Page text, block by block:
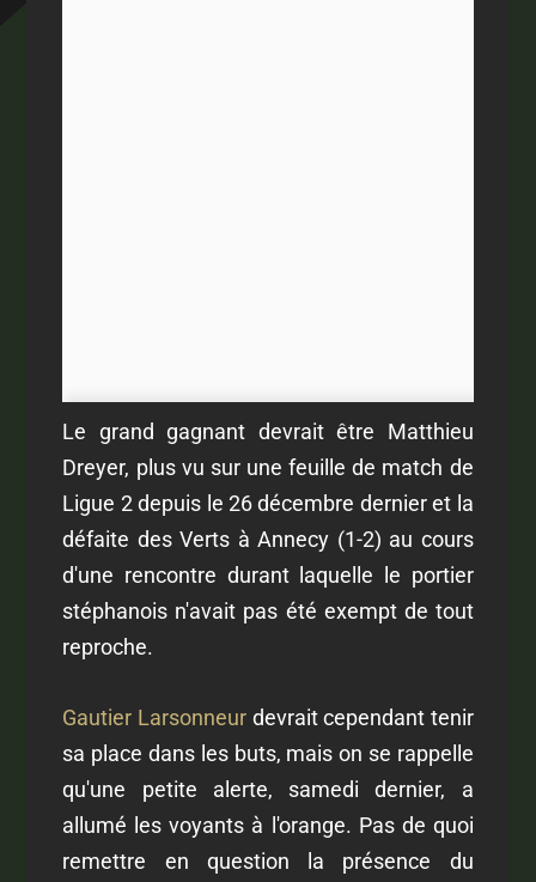
Le grand gagnant devrait être Matthieu
Dreyer, plus vu sur une feuille de match de
Ligue 2 depuis le 26 décembre dernier et la
défaite des Verts à Annecy (1-2) au cours
d'une rencontre durant laquelle le portier
stéphanois n'avait pas été exempt de tout
reproche.
Gautier Larsonneurdevrait cependant tenir
sa place dans les buts, mais on se rappelle
qu'une petite alerte, samedi dernier, a
allumé les voyants à l'orange. Pas de quoi
remettre en question la présence du